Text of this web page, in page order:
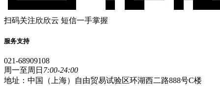
扫码关注欣欣云 短信一手掌握
服务支持
021-68909108
周一至周日 7:00-24:00
地址：中国（上海）自由贸易试验区环湖西二路888号C楼